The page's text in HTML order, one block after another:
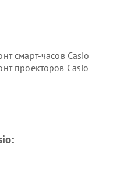
смарт-часов Casio
проекторов Casio